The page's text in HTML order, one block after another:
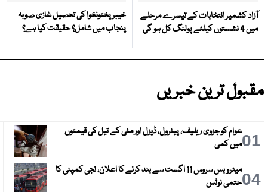
آزاد کشمیر انتخابات کے تیسرے مرحلے
میں 4 نشستوں کیلئے پولنگ کل ہو گی
خیبر پختونخوا کی تحصیل غازی صوبہ
پنجاب میں شامل؟ حقیقت کیا ہے؟
مقبول ترین خبریں
01عوام کو جزوی ریلیف، پیٹرول، ڈیزل اور مٹی کے تیل کی قیمتوں
میں کمی
04
میٹرو بس سروس 11 اگست سے بند کرنے کا اعلان، نجی کمپنی کا
حتمی نوٹس